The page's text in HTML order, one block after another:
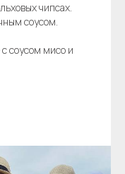
чипсах.
соусом.
соусом мисо и